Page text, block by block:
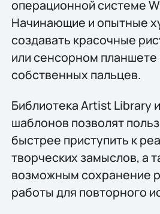
операционной системе
Начинающие и опытные
создавать красочные
или сенсорном
собственных пальцев.
Библиотека Artist Library
шаблонов позволят
быстрее приступить к
творческих замыслов, а
возможным сохранение
работы для повторного